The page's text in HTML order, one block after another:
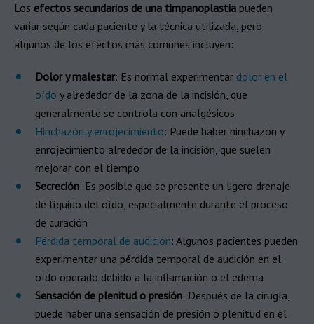
Los efectos secundarios de una timpanoplastia pueden
variar según cada paciente y la técnica utilizada, pero
algunos de los efectos más comunes incluyen:
Dolor y malestar: Es normal experimentar dolor en el
oído y alrededor de la zona de la incisión, que
generalmente se controla con analgésicos
Hinchazón y enrojecimiento: Puede haber hinchazón y
enrojecimiento alrededor de la incisión, que suelen
mejorar con el tiempo
Secreción: Es posible que se presente un ligero drenaje
de líquido del oído, especialmente durante el proceso
de curación
Pérdida temporal de audición: Algunos pacientes pueden
experimentar una pérdida temporal de audición en el
oído operado debido a la inflamación o el edema
Sensación de plenitud o presión: Después de la cirugía,
puede haber una sensación de presión o plenitud en el